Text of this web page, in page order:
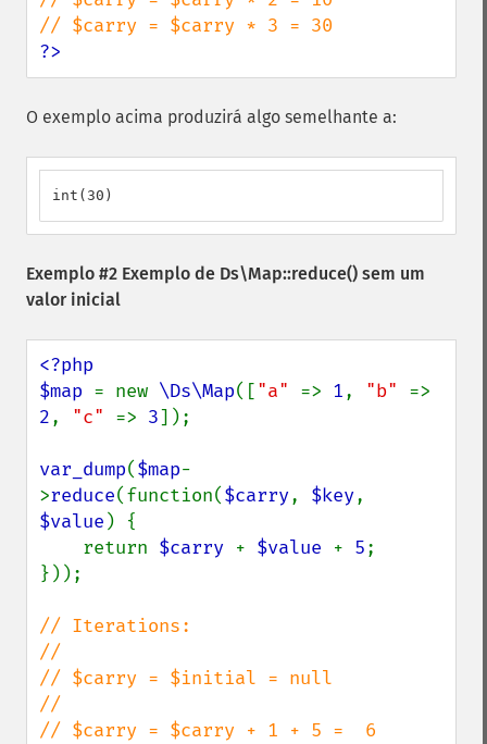
?>
O exemplo acima produzirá algo semelhante a:
int(30)
Exemplo #2 Exemplo de Ds\Map::reduce() sem um
valor inicial
<?php
$map = new \Ds\Map(["a" => 1, "b"
2, "c" => 3]);
var_dump($map-
>reduce(function($carry, $key
$value ) {
    return
$carry + $value + 5;
}));
// Iterations:
//
// $carry = $initial = null
//
// $carry = $carry + 1 + 5 =  6